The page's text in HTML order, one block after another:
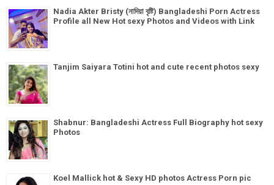
Nadia Akter Bristy (নাদিয়া বৃষ্টি) Bangladeshi Porn Actress
Profile all New Hot sexy Photos and Videos with Link
Tanjim Saiyara Totini hot and cute recent photos sexy
Shabnur: Bangladeshi Actress Full Biography hot sexy
Photos
Koel Mallick hot & Sexy HD photos Actress Porn pic